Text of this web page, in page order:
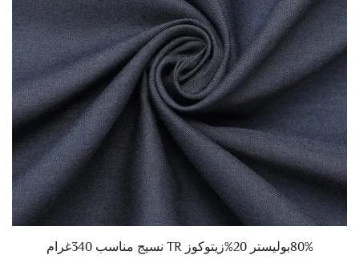
80%بوليستر 20%زيتوكوز TR نسيج مناسب 340غرام